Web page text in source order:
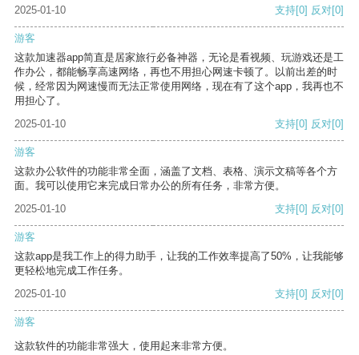
2025-01-10 支持[0] 反对[0]
游客
这款加速器app简直是居家旅行必备神器，无论是看视频、玩游戏还是工
作办公，都能畅享高速网络，再也不用担心网速卡顿了。以前出差的时
候，经常因为网速慢而无法正常使用网络，现在有了这个app，我再也不
用担心了。
2025-01-10
支持[0] 反对[0]
游客
这款办公软件的功能非常全面，涵盖了文档、表格、演示文稿等各个方
面。我可以使用它来完成日常办公的所有任务，非常方便。
2025-01-10
支持[0] 反对[0]
游客
这款app是我工作上的得力助手，让我的工作效率提高了50%，让我能够
更轻松地完成工作任务。
2025-01-10
支持[0] 反对[0]
游客
这款软件的功能非常强大，使用起来非常方便。